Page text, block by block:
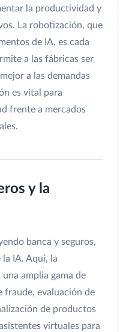
la productividad y
La robotización, que
de IA, es cada
a las fábricas ser
a las demandas
es vital para
frente a mercados
y la
banca y seguros,
IA. Aquí, la
amplia gama de
fraude, evaluación de
de productos
virtuales para